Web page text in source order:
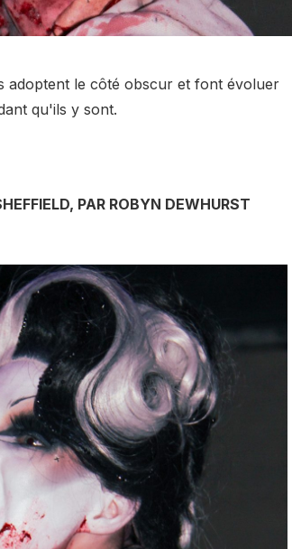
adoptent le côté obscur et font évoluer
qu'ils y sont.
PAR ROBYN DEWHURST